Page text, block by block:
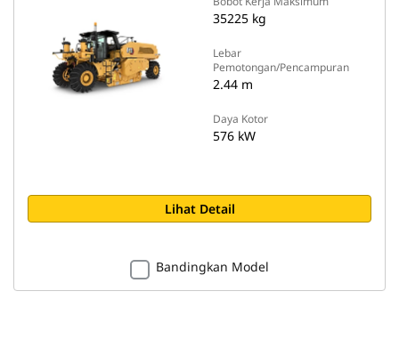
35225 kg
Lebar
Pemotongan/Pencampuran
2.44 m
Daya Kotor
576 kW
Lihat Detail
Bandingkan Model